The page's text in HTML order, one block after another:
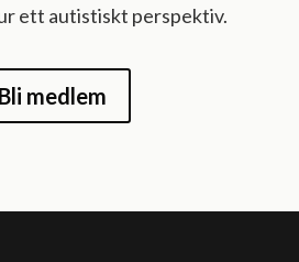
ett autistiskt perspektiv.
Bli medlem